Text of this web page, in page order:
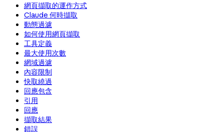
網頁擷取的運作方式
Claude 何時擷取
動態過濾
如何使用網頁擷取
工具定義
最大使用次數
網域過濾
內容限制
快取繞過
回應包含
引用
回應
擷取結果
錯誤